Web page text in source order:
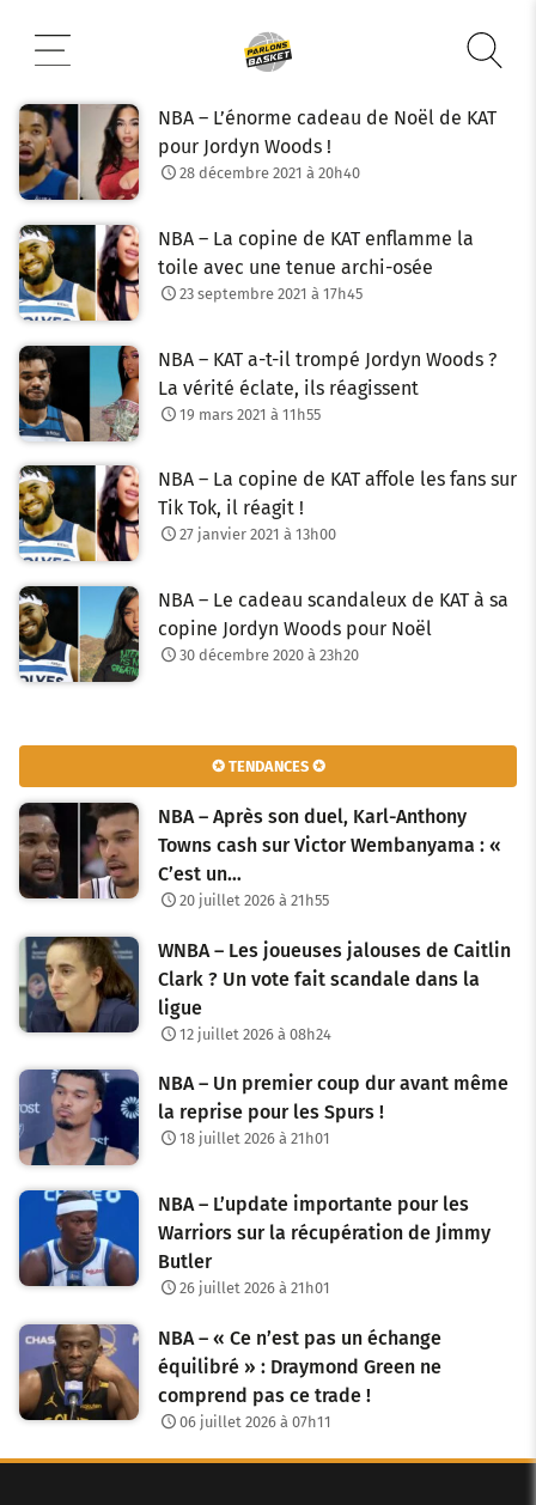
contenu
NBA – L’énorme cadeau de Noël de KAT
pour Jordyn Woods !
28 décembre 2021 à 20h40
NBA – La copine de KAT enflamme la
toile avec une tenue archi-osée
23 septembre 2021 à 17h45
NBA – KAT a-t-il trompé Jordyn Woods ?
La vérité éclate, ils réagissent
19 mars 2021 à 11h55
NBA – La copine de KAT affole les fans sur
Tik Tok, il réagit !
27 janvier 2021 à 13h00
NBA – Le cadeau scandaleux de KAT à sa
copine Jordyn Woods pour Noël
30 décembre 2020 à 23h20
✪ TENDANCES ✪
NBA – Après son duel, Karl-Anthony
Towns cash sur Victor Wembanyama : «
C’est un…
20 juillet 2026 à 21h55
WNBA – Les joueuses jalouses de Caitlin
Clark ? Un vote fait scandale dans la
ligue
12 juillet 2026 à 08h24
NBA – Un premier coup dur avant même
la reprise pour les Spurs !
18 juillet 2026 à 21h01
NBA – L’update importante pour les
Warriors sur la récupération de Jimmy
Butler
26 juillet 2026 à 21h01
NBA – « Ce n’est pas un échange
équilibré » : Draymond Green ne
comprend pas ce trade !
06 juillet 2026 à 07h11